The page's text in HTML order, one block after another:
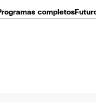
completos